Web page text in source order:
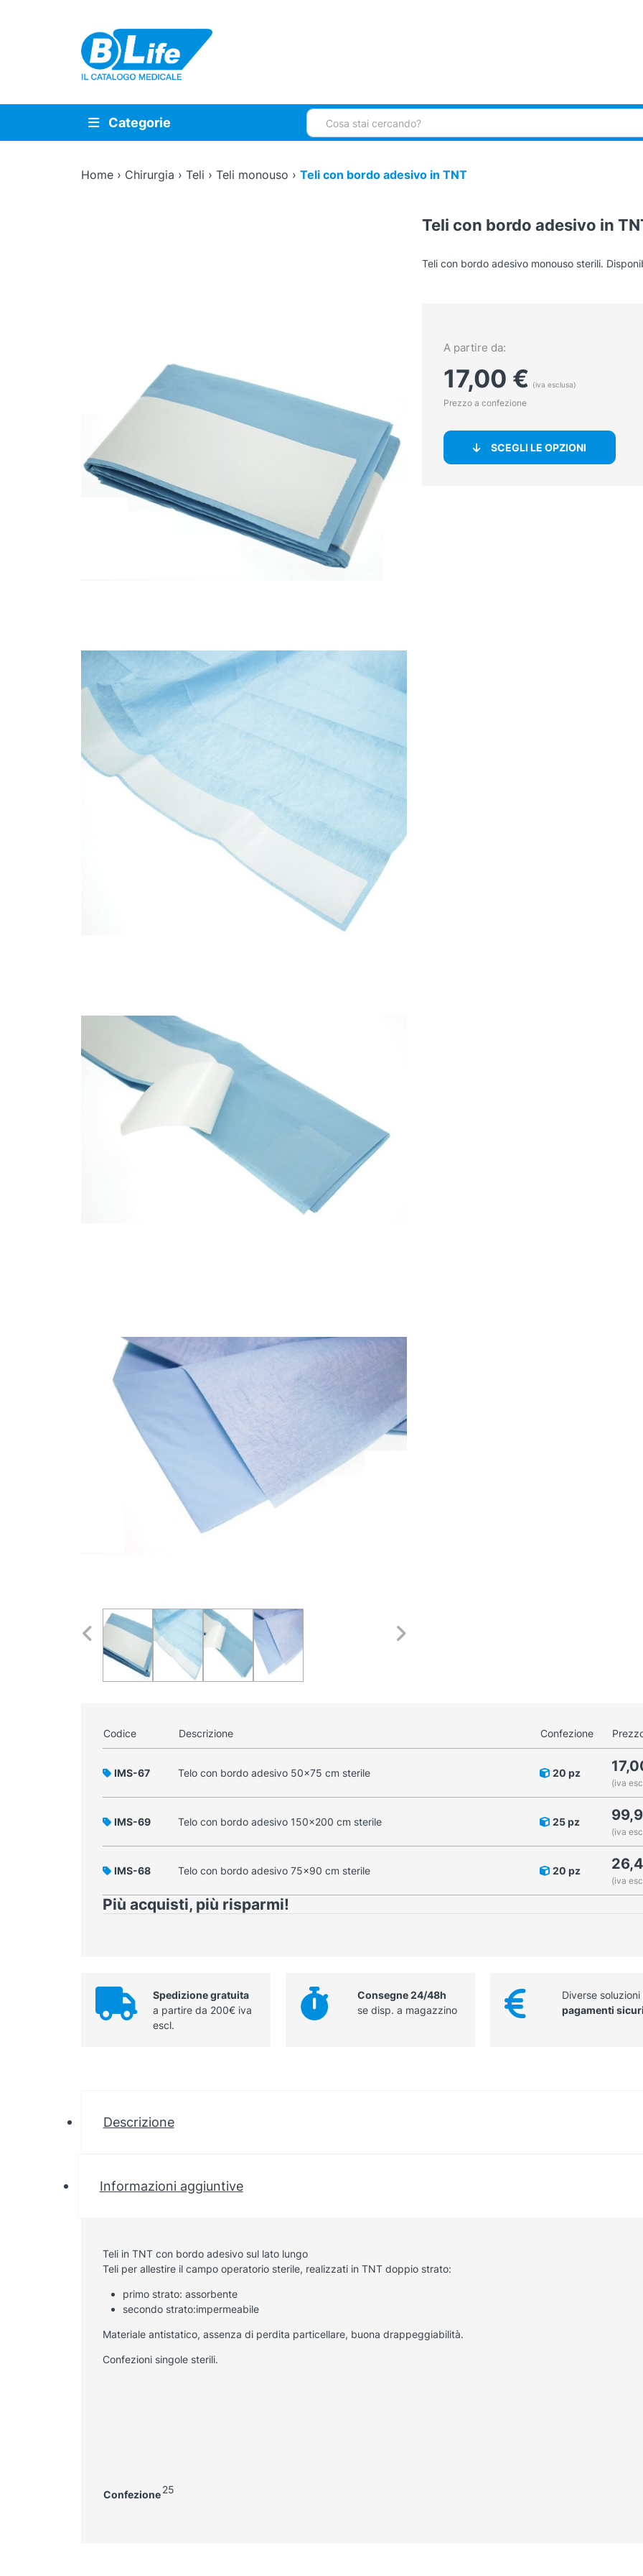
Vai al contenuto principale
Categorie Cerca:
Home› Chirurgia › Teli › Teli monouso › Teli con bordo adesivo in TNT
Teli con bordo adesivo in
Teli con bordo adesivo monouso sterili.
A partire da:
17,00 € (iva esclusa)
Prezzo a confezione
SCEGLI LE OPZIONI
Codice Descrizione Confezione
IMS-67 Telo con bordo adesivo 50x75 cm sterile 20 pz
(iva
IMS-69 Telo con bordo adesivo 150x200 cm sterile 25 pz
(iva
IMS-68 Telo con bordo adesivo 75x90 cm sterile 20 pz
(iva
Più acquisti, più risparmi!
Spedizione gratuita
a partire da 200€ iva
escl.
Consegne 24/48h
se disp. a magazzino
Diverse soluzioni
pagamenti sicuri
Descrizione
Informazioni aggiuntive
Teli in TNT con bordo adesivo sul lato lungo
Teli per allestire il campo operatorio sterile, realizzati in TNT doppio strato:
primo strato: assorbente
secondo strato:impermeabile
Materiale antistatico, assenza di perdita particellare, buona drappeggiabilità.
Confezioni singole sterili.
Confezione 25